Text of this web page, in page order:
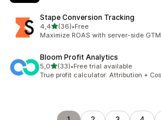
Stape Conversion Tracking
4,4/ 5 tähteä
(36)
36 arvostelua yhteensä
•Free
Maximize ROAS with server-side
Bloom Profit Analytics
5,0/ 5 tähteä
(33)
33 arvostelua yhteensä
•Free trial available
True profit calculator: Attribution +